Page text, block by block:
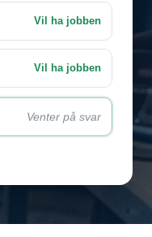
Vil ha jobben
Vil ha jobben
Venter på svar